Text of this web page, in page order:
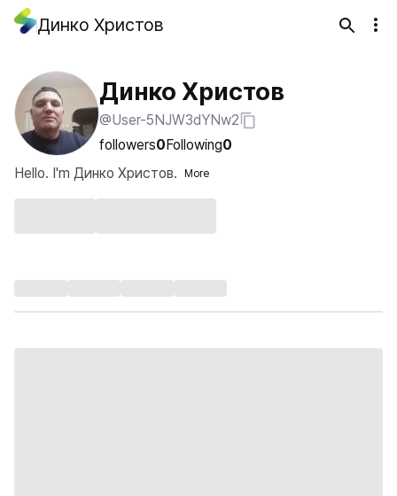
Динко Христов
Динко Христов
@User-5NJW3dYNw2
followers0Following0
Hello. I'm Динко Христов.
More